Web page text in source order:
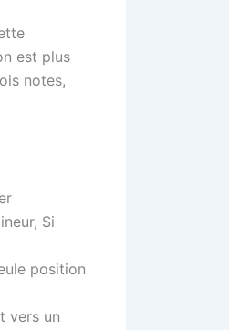
est plus
notes,
Si
position
vers un